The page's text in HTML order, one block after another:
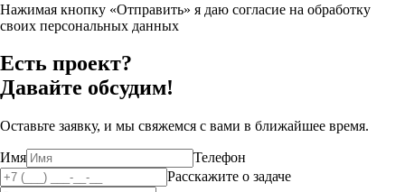
Нажимая кнопку «Отправить» я даю согласие на обработку
своих персональных данных
Есть проект?
Давайте обсудим!
Оставьте заявку, и мы свяжемся с вами в ближайшее время.
Имя
Телефон
Расскажите о задаче